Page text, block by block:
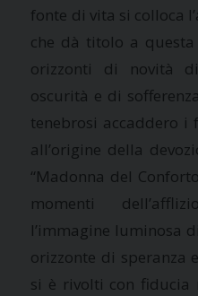
fonte di vita si colloca
che dà titolo a
orizzonti di novità
oscurità e di
tenebrosi accaddero i
all’origine della
“Madonna del
momenti
l’immagine luminosa
orizzonte di speranza
si è rivolti con fiducia